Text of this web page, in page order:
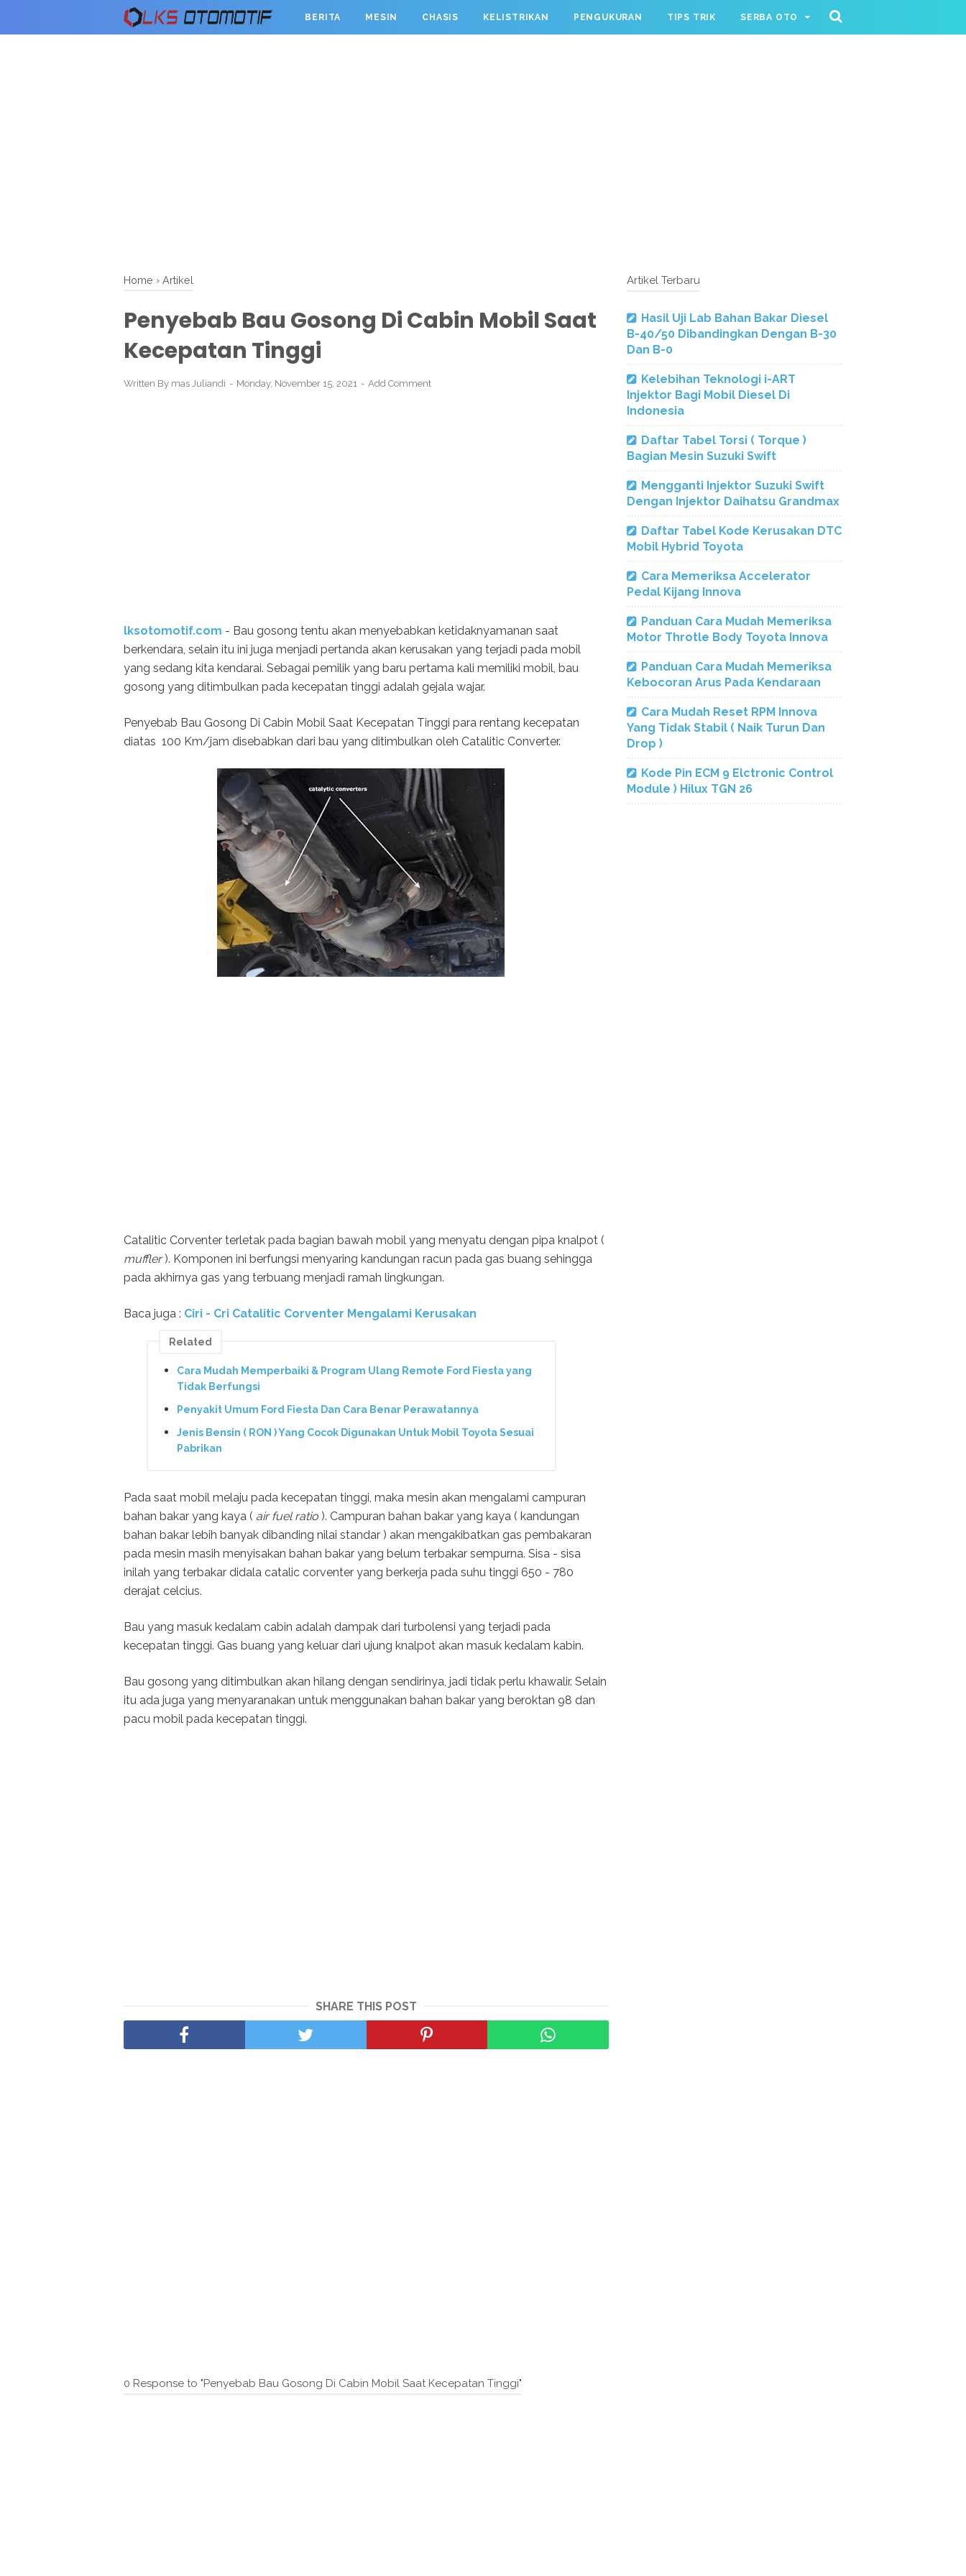
BERITA MESIN CHASIS KELISTRIKAN PENGUKURAN TIPS TRIK SERBA OTO
Home › Artikel
Penyebab Bau Gosong Di Cabin Mobil Saat
Kecepatan Tinggi
Written By mas Juliandi Monday, November 15, 2021 Add Comment
lksotomotif.com - Bau gosong tentu akan menyebabkan ketidaknyamanan saat
berkendara, selain itu ini juga menjadi pertanda akan kerusakan yang terjadi pada mobil
yang sedang kita kendarai. Sebagai pemilik yang baru pertama kali memiliki mobil, bau
gosong yang ditimbulkan pada kecepatan tinggi adalah gejala wajar.
Penyebab Bau Gosong Di Cabin Mobil Saat Kecepatan Tinggi para rentang kecepatan
diatas 100 Km/jam disebabkan dari bau yang ditimbulkan oleh Catalitic Converter.
Catalitic Corventer terletak pada bagian bawah mobil yang menyatu dengan pipa knalpot (
muffler). Komponen ini berfungsi menyaring kandungan racun pada gas buang sehingga
pada akhirnya gas yang terbuang menjadi ramah lingkungan.
Baca juga : Ciri - Cri Catalitic Corventer Mengalami Kerusakan
Related
Cara Mudah Memperbaiki & Program Ulang Remote Ford Fiesta yang
Tidak Berfungsi
Penyakit Umum Ford Fiesta Dan Cara Benar Perawatannya
Jenis Bensin ( RON ) Yang Cocok Digunakan Untuk Mobil Toyota Sesuai
Pabrikan
Pada saat mobil melaju pada kecepatan tinggi, maka mesin akan mengalami campuran
bahan bakar yang kaya ( air fuel ratio ). Campuran bahan bakar yang kaya ( kandungan
bahan bakar lebih banyak dibanding nilai standar ) akan mengakibatkan gas pembakaran
pada mesin masih menyisakan bahan bakar yang belum terbakar sempurna. Sisa - sisa
inilah yang terbakar didala catalic corventer yang berkerja pada suhu tinggi 650 - 780
derajat celcius.
Bau yang masuk kedalam cabin adalah dampak dari turbolensi yang terjadi pada
kecepatan tinggi. Gas buang yang keluar dari ujung knalpot akan masuk kedalam kabin.
Bau gosong yang ditimbulkan akan hilang dengan sendirinya, jadi tidak perlu khawalir. Selain
itu ada juga yang menyaranakan untuk menggunakan bahan bakar yang beroktan 98 dan
pacu mobil pada kecepatan tinggi.
SHARE THIS POST
0 Response to "Penyebab Bau Gosong Di Cabin Mobil Saat Kecepatan Tinggi"
Artikel Terbaru
Hasil Uji Lab Bahan Bakar Diesel
B-40/50 Dibandingkan Dengan B-30
Dan B-0
Kelebihan Teknologi i-ART
Injektor Bagi Mobil Diesel Di
Indonesia
Daftar Tabel Torsi ( Torque )
Bagian Mesin Suzuki Swift
Mengganti Injektor Suzuki Swift
Dengan Injektor Daihatsu Grandmax
Daftar Tabel Kode Kerusakan DTC
Mobil Hybrid Toyota
Cara Memeriksa Accelerator
Pedal Kijang Innova
Panduan Cara Mudah Memeriksa
Motor Throtle Body Toyota Innova
Panduan Cara Mudah Memeriksa
Kebocoran Arus Pada Kendaraan
Cara Mudah Reset RPM Innova
Yang Tidak Stabil ( Naik Turun Dan
Drop )
Kode Pin ECM 9 Elctronic Control
Module ) Hilux TGN 26